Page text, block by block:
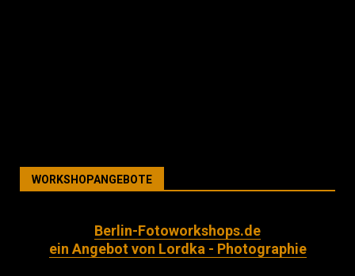
WORKSHOPANGEBOTE
Berlin-Fotoworkshops.de
ein Angebot von Lordka - Photographie